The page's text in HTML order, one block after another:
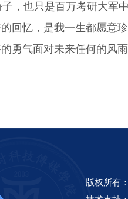
，也只是百万考研大军
回忆，是我一生都愿意
勇气面对未来任何的风雨
版权所有